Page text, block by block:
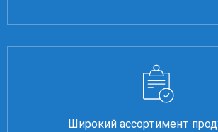
Широкий ассортимент